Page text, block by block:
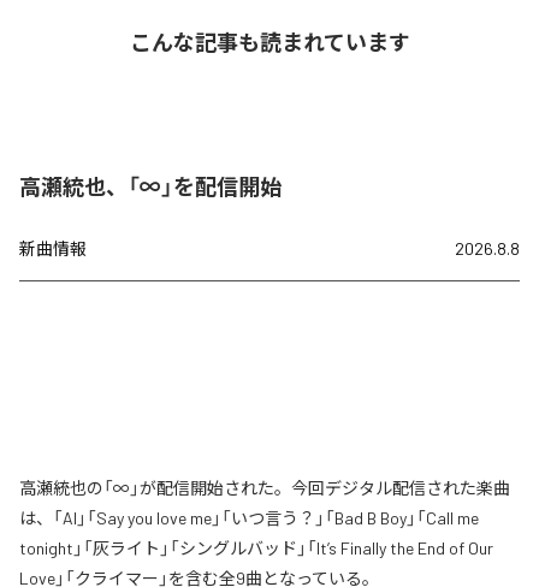
こんな記事も読まれています
高瀬統也、「∞」を配信開始
新曲情報 2026.8.8
高瀬統也の「∞」が配信開始された。今回デジタル配信された楽曲
は、「AI」「Say you love me」「いつ言う？」「Bad B Boy」「Call me
tonight」「灰ライト」「シングルバッド」「It’s Finally the End of Our
Love」「クライマー」を含む全9曲となっている。